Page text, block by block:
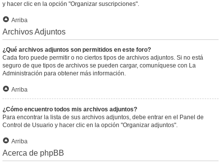
y hacer clic en la opción "Organizar suscripciones".
Arriba
Archivos Adjuntos
¿Qué archivos adjuntos son permitidos en este foro?
Cada foro puede permitir o no ciertos tipos de archivos adjuntos. Si no está
seguro de que tipos de archivos se pueden cargar, comuníquese con La
Administración para obtener más información.
Arriba
¿Cómo encuentro todos mis archivos adjuntos?
Para encontrar la lista de sus archivos adjuntos, debe entrar en el Panel de
Control de Usuario y hacer clic en la opción "Organizar adjuntos".
Arriba
Acerca de phpBB